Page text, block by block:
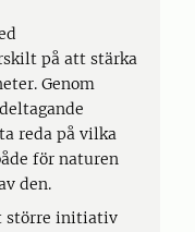
på att stärka
Genom
reda på vilka
för naturen
den.
större initiativ